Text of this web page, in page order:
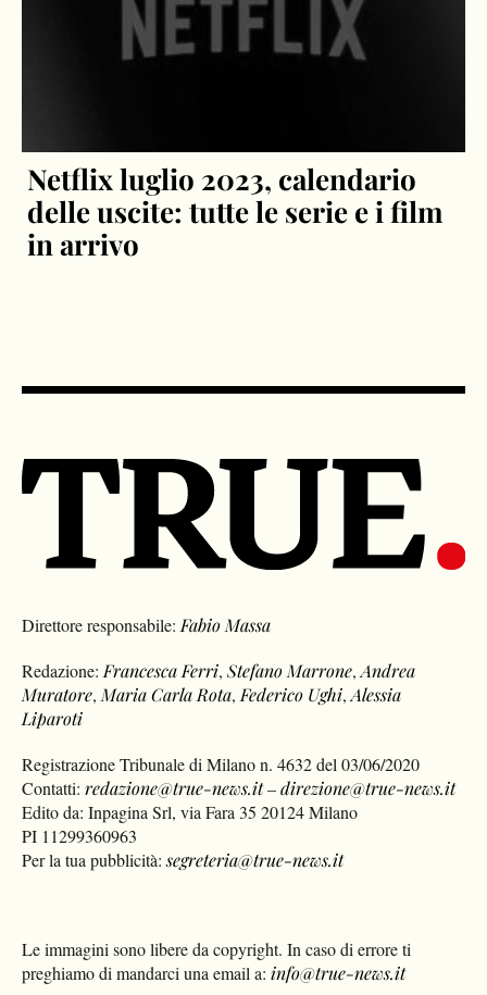
Netflix luglio 2023, calendario
delle uscite: tutte le serie e i film
in arrivo
Direttore responsabile:Fabio Massa
Redazione:Francesca Ferri,Stefano Marrone,Andrea
Muratore,Maria Carla Rota,Federico Ughi,Alessia
Liparoti
Registrazione Tribunale di Milano n. 4632 del 03/06/2020
Contatti:redazione@true-news.it–direzione@true-news.it
Edito da: Inpagina Srl, via Fara 35 20124 Milano
PI 11299360963
Per la tua pubblicità:segreteria@true-news.it
Le immagini sono libere da copyright. In caso di errore ti
preghiamo di mandarci una email a: info@true-news.it